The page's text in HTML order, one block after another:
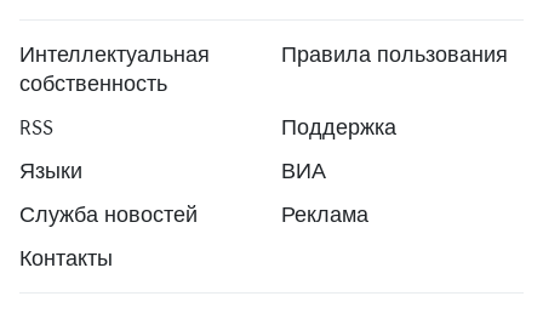
Интеллектуальная
собственность
Правила пользования
RSS
Поддержка
Языки
ВИА
Служба новостей
Реклама
Контакты